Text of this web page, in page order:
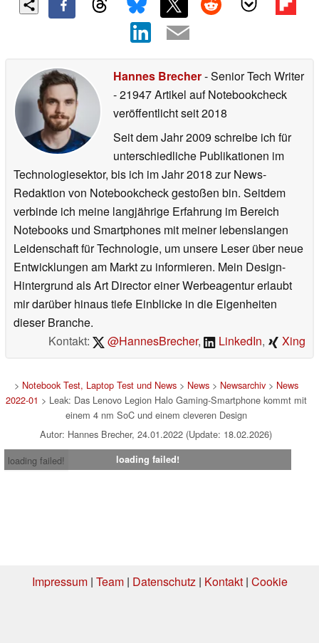
Hannes Brecher- Senior Tech Writer
- 21947 Artikel auf Notebookcheck
veröffentlichtseit 2018
Seit dem Jahr 2009 schreibe ich für
unterschiedliche Publikationen im
Technologiesektor, bis ich im Jahr 2018 zur News-
Redaktion von Notebookcheck gestoßen bin. Seitdem
verbinde ich meine langjährige Erfahrung im Bereich
Notebooks und Smartphones mit meiner lebenslangen
Leidenschaft für Technologie, um unsere Leser über neue
Entwicklungen am Markt zu informieren. Mein Design-
Hintergrund als Art Director einer Werbeagentur erlaubt
mir darüber hinaus tiefe Einblicke in die Eigenheiten
dieser Branche.
Kontakt:
@HannesBrecher, LinkedIn, Xing
> Notebook Test, Laptop Test und News> News> Newsarchiv> News
2022-01 > Leak: Das Lenovo Legion Halo Gaming-Smartphone kommt mit
einem 4 nm SoC und einem cleveren Design
Autor: Hannes Brecher, 24.01.2022 (Update: 18.02.2026)
loading failed!
loading failed!
Impressum| Team| Datenschutz| Kontakt| Cookie